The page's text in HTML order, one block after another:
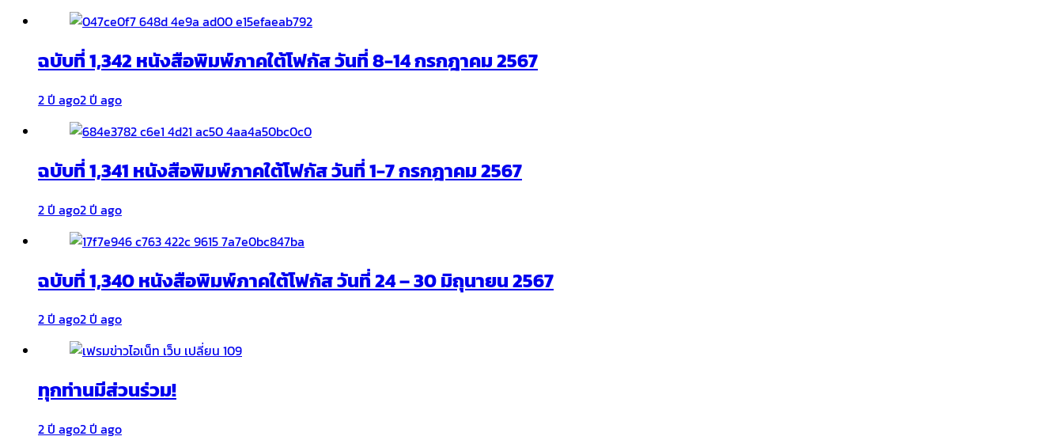
ฉบับที่ 1,342 หนังสือพิมพ์ภาคใต้โฟกัส วันที่ 8-14 กรกฎาคม 2567
2 ปี ago2 ปี ago
ฉบับที่ 1,341 หนังสือพิมพ์ภาคใต้โฟกัส วันที่ 1-7 กรกฎาคม 2567
2 ปี ago2 ปี ago
ฉบับที่ 1,340 หนังสือพิมพ์ภาคใต้โฟกัส วันที่ 24 – 30 มิถุนายน 2567
2 ปี ago2 ปี ago
ทุกท่านมีส่วนร่วม!
2 ปี ago2 ปี ago